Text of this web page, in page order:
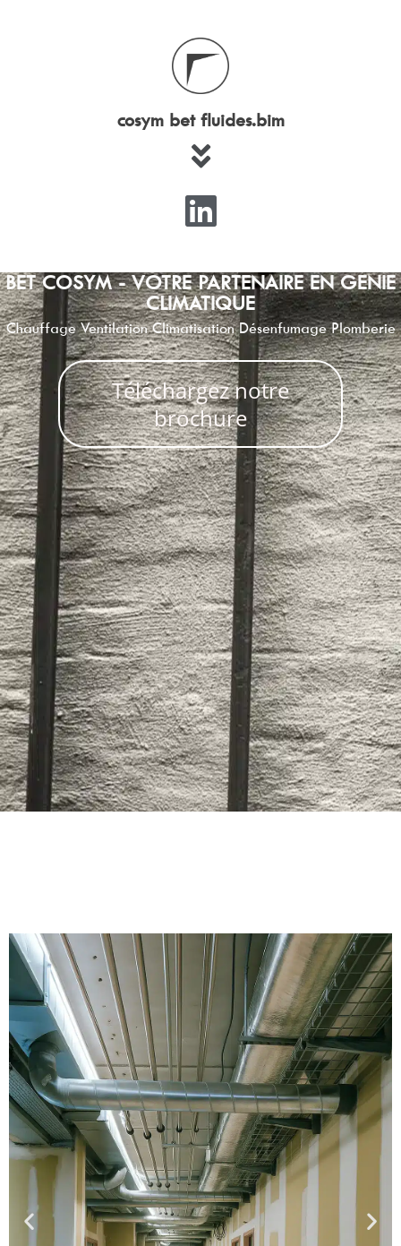
cosym bet fluides.bim
BET COSYM - VOTRE PARTENAIRE EN GENIE
CLIMATIQUE
Chauffage Ventilation Climatisation Désenfumage Plomberie
Téléchargez notre
brochure